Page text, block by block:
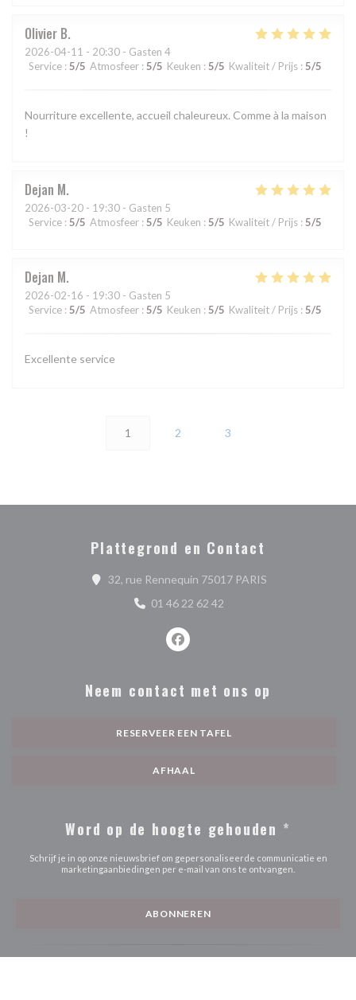
Olivier B
2026-04-11 - 20:30 - Gasten 4
Service : 5/5 Atmosfeer : 5/5 Keuken : 5/5 Kwaliteit / Prijs : 5/5
Nourriture excellente, accueil chaleureux. Comme à la maison
!
Dejan M
2026-03-20 - 19:30 - Gasten 5
Service : 5/5 Atmosfeer : 5/5 Keuken : 5/5 Kwaliteit / Prijs : 5/5
Dejan M
2026-02-16 - 19:30 - Gasten 5
Service : 5/5 Atmosfeer : 5/5 Keuken : 5/5 Kwaliteit / Prijs : 5/5
Excellente service
1 2 3
Plattegrond en Contact
32, rue Rennequin 75017 PARIS((opent in een
01 46 22 62 42
Facebook ((opent in een nieuw
Neem contact met ons op
RESERVEER EEN TAFEL
AFHAAL
Word op de hoogte gehouden *
Schrijf je in op onze nieuwsbrief om gepersonaliseerde communicatie en
marketingaanbiedingen per e-mail van ons te ontvangen.
ABONNEREN